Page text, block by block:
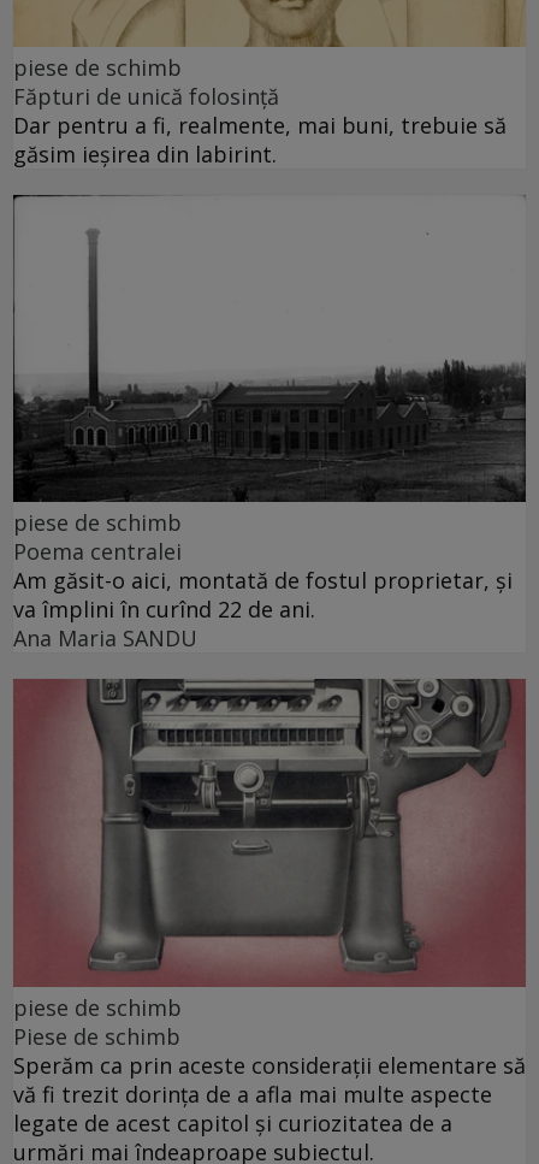
piese de schimb
Făpturi de unică folosință
Dar pentru a fi, realmente, mai buni, trebuie să
găsim ieșirea din labirint.
piese de schimb
Poema centralei
Am găsit-o aici, montată de fostul proprietar, și
va împlini în curînd 22 de ani.
Ana Maria SANDU
piese de schimb
Piese de schimb
Sperăm ca prin aceste considerații elementare să
vă fi trezit dorința de a afla mai multe aspecte
legate de acest capitol și curiozitatea de a
urmări mai îndeaproape subiectul.